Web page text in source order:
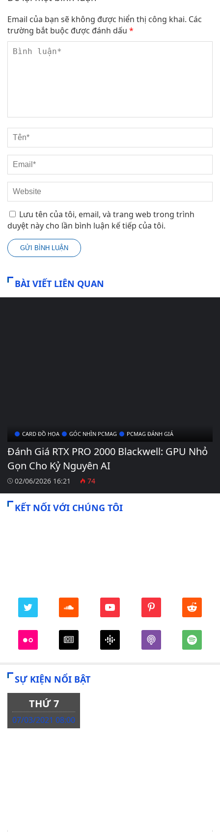
Email của bạn sẽ không được hiển thị công khai. Các
trường bắt buộc được đánh dấu *
Lưu tên của tôi, email, và trang web trong trình
duyệt này cho lần bình luận kế tiếp của tôi.
BÀI VIẾT LIÊN QUAN
CARD ĐỒ HỌA GÓC NHÌN PCMAG PCMAG ĐÁNH GIÁ
Đánh Giá RTX PRO 2000 Blackwell: GPU Nhỏ
Gọn Cho Kỷ Nguyên AI
02/06/2026 16:21 74
KẾT NỐI VỚI CHÚNG TÔI
SỰ KIỆN NỔI BẬT
THỨ 7
07/03/2021 08:00